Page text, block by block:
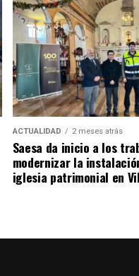
ACTUALIDAD 2 meses atrás
Saesa da inicio a los
modernizar la
iglesia patrimonial en